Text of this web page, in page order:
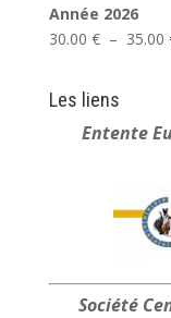
Année 2026
30.00 € – 35.00
Les liens
Entente
Société